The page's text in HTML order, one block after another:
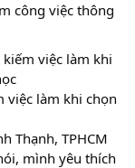
công việc thông
việc làm khi chọn
Thạnh, TPHCM
mình yêu thích